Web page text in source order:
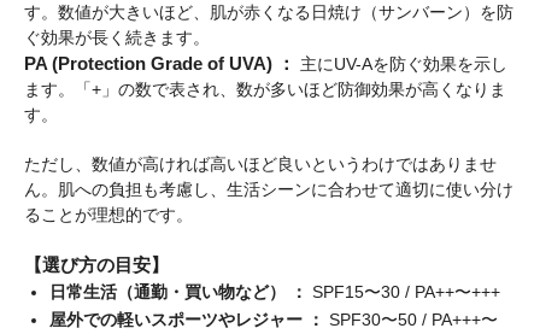
す。数値が大きいほど、肌が赤くなる日焼け（サンバーン）を防
ぐ効果が長く続きます。
PA (Protection Grade of UVA) ：
主にUV-Aを防ぐ効果を示し
ます。「+」の数で表され、数が多いほど防御効果が高くなりま
す。
ただし、数値が高ければ高いほど良いというわけではありませ
ん。肌への負担も考慮し、生活シーンに合わせて適切に使い分け
ることが理想的です。
【選び方の目安】
日常生活（通勤・買い物など） ： SPF15〜30 / PA++〜+++
屋外での軽いスポーツやレジャー ： SPF30〜50 / PA+++〜